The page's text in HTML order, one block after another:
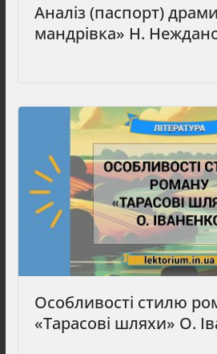
Аналіз (паспорт)
мандрівка» Н.
Особливості стилю
«Тарасові шляхи» О.